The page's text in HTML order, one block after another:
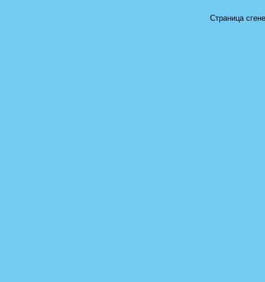
Страница